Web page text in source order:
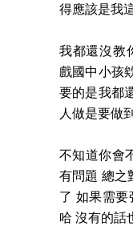
得應該是我
我都還沒教
戲國中小孩
要的是我都
人做是要做
不知道你會
有問題 總之
了 如果需
哈 沒有的話